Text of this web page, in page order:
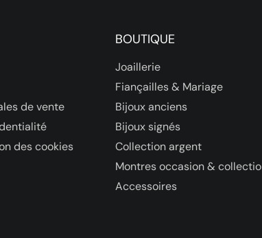
de vente
des cookies
BOUTIQUE
Joaillerie
Fiançailles & Mariage
Bijoux anciens
Bijoux signés
Collection argent
Montres occasion &
Accessoires